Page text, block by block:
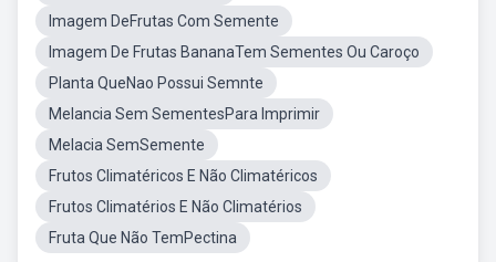
Imagem DeFrutas Com Semente
Imagem De Frutas BananaTem Sementes Ou Caroço
Planta QueNao Possui Semnte
Melancia Sem SementesPara Imprimir
Melacia SemSemente
Frutos Climatéricos E Não Climatéricos
Frutos Climatérios E Não Climatérios
Fruta Que Não TemPectina